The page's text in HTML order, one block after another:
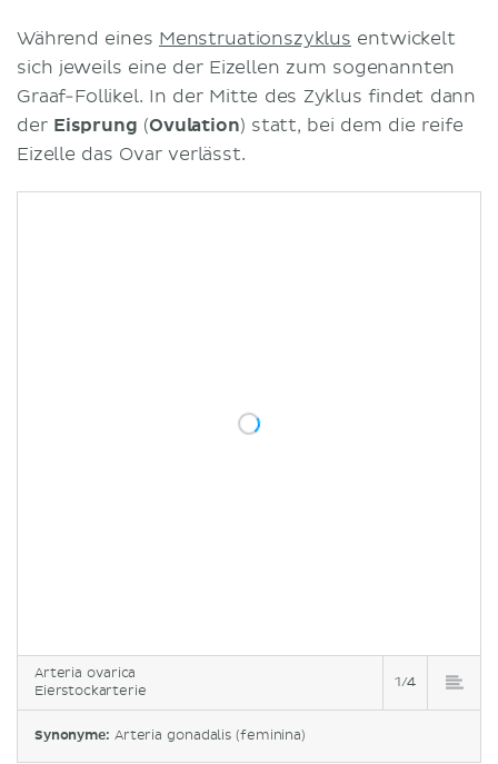
Während eines Menstruationszyklus entwickelt
sich jeweils eine der Eizellen zum sogenannten
Graaf-Follikel. In der Mitte des Zyklus findet dann
der Eisprung (Ovulation) statt, bei dem die reife
Eizelle das Ovar verlässt.
Arteria ovarica
Eierstockarterie
1/4
Synonyme: Arteria gonadalis (feminina)